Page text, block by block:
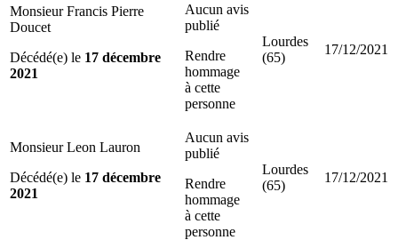
Monsieur Francis Pierre
Doucet
Décédé(e) le 17 décembre
2021
Aucun avis
publié
Rendre
hommage
à cette
personne
Lourdes
(65)
17/12/2021
Monsieur Leon Lauron
Décédé(e) le 17 décembre
2021
Aucun avis
publié
Rendre
hommage
à cette
personne
Lourdes
(65)
17/12/2021